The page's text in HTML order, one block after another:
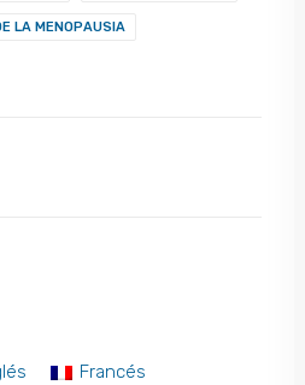
LA MENOPAUSIA
Francés